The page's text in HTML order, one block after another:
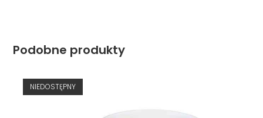
Podobne produkty
NIEDOSTĘPNY